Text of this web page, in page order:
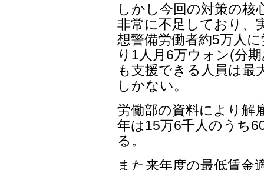
しかし今回の対策の核
非常に不足しており、
想警備労働者約5万人
り1人月6万ウォン(分
も支援できる人員は最
しかない。
労働部の資料により解
年は15万6千人のうち
る。
また来年度の最低賃金